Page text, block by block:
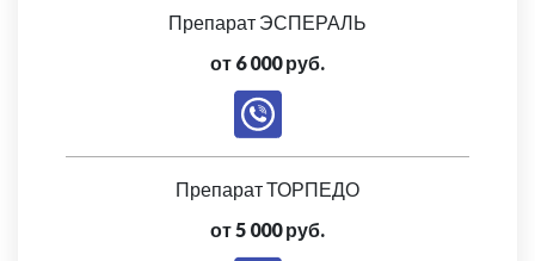
Препарат ЭСПЕРАЛЬ
от 6 000 руб.
Препарат ТОРПЕДО
от 5 000 руб.